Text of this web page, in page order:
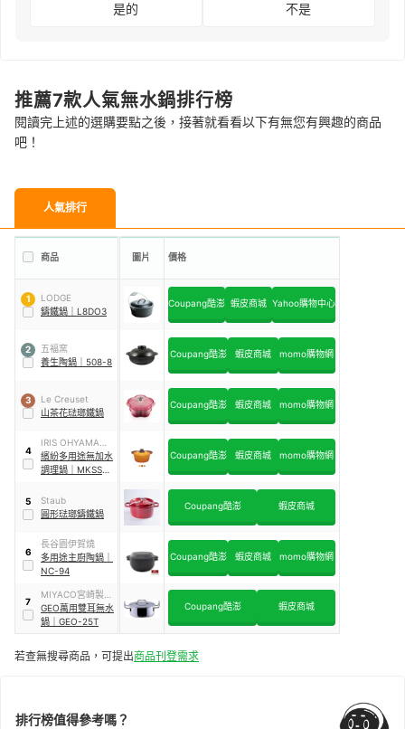
是的 不是
推薦7款人氣無水鍋排行榜
閱讀完上述的選購要點之後，接著就看看以下有無您有興趣的商品
吧！
人氣排行
商品 圖片 價格
1
LODGE
鑄鐵鍋
L8DO3
Coupang酷澎 蝦皮商城 Yahoo購物中心
2
五福窯
養生陶鍋
508-8
Coupang酷澎 蝦皮商城 momo購物網
3
Le Creuset
山茶花琺瑯鐵鍋
Coupang酷澎 蝦皮商城 momo購物網
4
IRIS OHYAMA愛
麗思歐雅瑪
繽紛多用途無加水
調理鍋
MKSS-
Coupang酷澎 蝦皮商城 momo購物網
5
Staub
圓形琺瑯鑄鐵鍋
Coupang酷澎 蝦皮商城
6
長谷園伊賀燒
多用途主廚陶鍋
NC-94
Coupang酷澎 蝦皮商城 momo購物網
7
MIYACO宮崎製作
所
GEO萬用雙耳無水
鍋
GEO-25T
Coupang酷澎 蝦皮商城
若查無搜尋商品，可提出商品刊登需求
排行榜值得參考嗎？